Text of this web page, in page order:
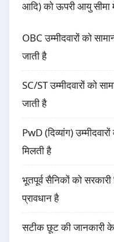
आदि) को ऊपरी आयु सीमा
OBC उम्मीदवारों को
जाती है
SC/ST उम्मीदवारों को
जाती है
PwD (दिव्यांग)
मिलती है
भूतपूर्व सैनिकों को
प्रावधान है
सटीक छूट की जानकारी